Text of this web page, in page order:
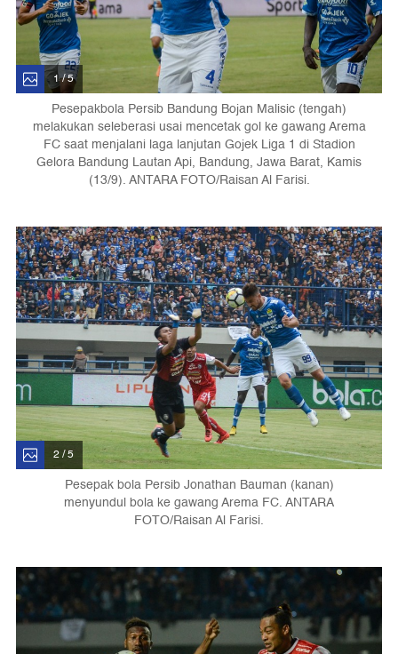
1 / 5
Pesepakbola Persib Bandung Bojan Malisic (tengah)
melakukan seleberasi usai mencetak gol ke gawang Arema
FC saat menjalani laga lanjutan Gojek Liga 1 di Stadion
Gelora Bandung Lautan Api, Bandung, Jawa Barat, Kamis
(13/9). ANTARA FOTO/Raisan Al Farisi.
2 / 5
Pesepak bola Persib Jonathan Bauman (kanan)
menyundul bola ke gawang Arema FC. ANTARA
FOTO/Raisan Al Farisi.